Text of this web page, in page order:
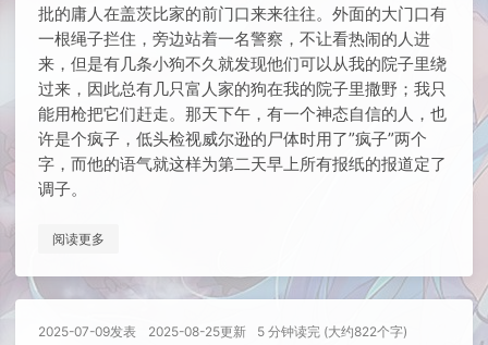
批的庸人在盖茨比家的前门口来来往往。外面的大门口有
一根绳子拦住，旁边站着一名警察，不让看热闹的人进
来，但是有几条小狗不久就发现他们可以从我的院子里绕
过来，因此总有几只富人家的狗在我的院子里撒野；我只
能用枪把它们赶走。那天下午，有一个神态自信的人，也
许是个疯子，低头检视威尔逊的尸体时用了”疯子”两个
字，而他的语气就这样为第二天早上所有报纸的报道定了
调子。
阅读更多
2025-07-09发表 2025-08-25更新 5 分钟读完 (大约822个字)